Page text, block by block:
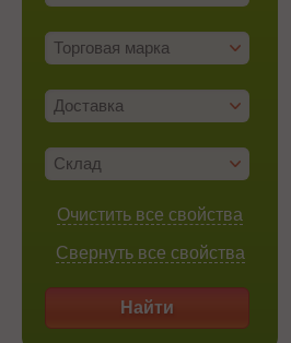
Торговая марка
Доставка
Склад
Очистить все свойства
Свернуть все свойства
Найти